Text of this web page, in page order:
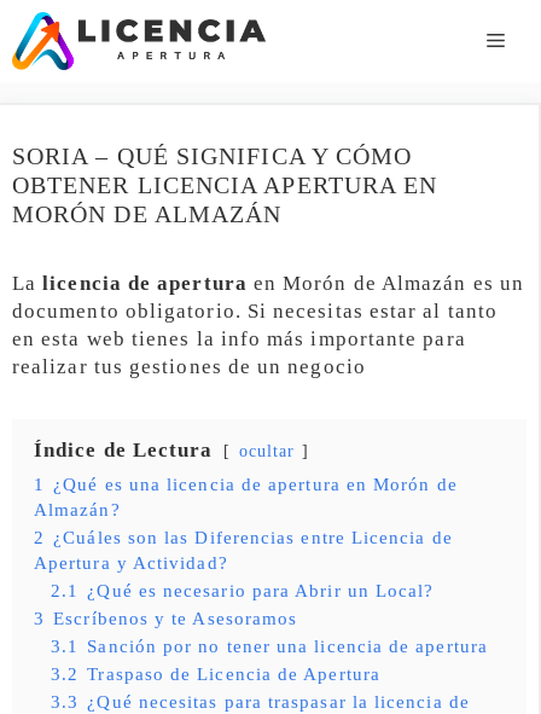
Saltar
contenido
SORIA – QUÉ SIGNIFICA Y CÓMO
OBTENER LICENCIA APERTURA EN
MORÓN DE ALMAZÁN
Lalicencia de apertura en Morón de Almazán es un
documento obligatorio. Si necesitas estar al tanto
en esta web tienes la info más importante para
realizar tus gestiones de un negocio
Índice de Lectura ocultar
1
¿Qué es una licencia de apertura en Morón de
Almazán?
2 ¿Cuáles son las Diferencias entre Licencia de
Apertura y Actividad?
2.1
¿Qué es necesario para Abrir un Local?
3 Escríbenos y te Asesoramos
3.1
Sanción por no tener una licencia de apertura
3.2 Traspaso de Licencia de Apertura
3.3 ¿Qué necesitas para traspasar la licencia de